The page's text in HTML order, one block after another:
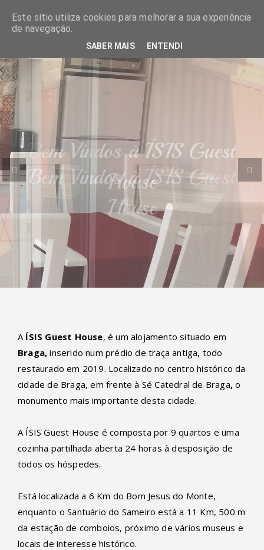
Bem Vindos à ÍSIS Guest
House
Previous
A ÍSIS Guest House, é um alojamento situado em
Braga, inserido num prédio de traça antiga, todo
restaurado em 2019. Localizado no centro histórico da
cidade de Braga, em frente à Sé Catedral de Braga,o
monumento mais importante desta cidade.
A ÍSIS Guest House é composta por 9 quartos e uma
cozinha partilhada aberta 24 horas à desposição de
todos os hóspedes.
Está localizada a 6 Km do Bom Jesus do Monte,
enquanto o Santuário do Sameiro está a 11 Km, 500 m
da estação de comboios, próximo de vários museus e
locais de interesse histórico.
Este sítio utiliza cookies para melhorar a sua experiência
de navegação.
SABER MAIS ENTENDI